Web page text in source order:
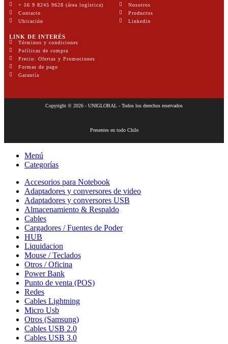
+ 56 9 8245 9628 (área logística)
Contacto
Ubicación
Nosotros
Productos
Linkedin
LINK DE INTERÉS
Términos y condiciones
Políticas de compra
Precio: Ofertas y Promociones
Formas de pago
Garantía
Copyright © 2026 - UNIGLOBAL - Todos los derechos reservados
Presentes en todo Chile
Menú
Categorías
Accesorios para Notebook
Adaptadores y conversores de video
Adaptadores y conversores USB
Almacenamiento & Respaldo
Cables
Cargadores / Fuentes de Poder
HUB
Liquidacion
Mouse / Teclados
Otros / Oficina
Power Bank
Punto de venta (POS)
Redes
Cables Lightning
Micro Usb
Otros (Samsung)
Cables USB 2.0
Cables USB 3.0